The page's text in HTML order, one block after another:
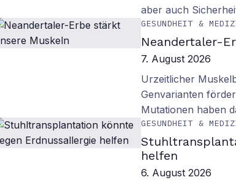
aber auch
GESUNDHEIT &
Neandertaler-
7. August 2026
Urzeitlicher
Genvarianten
Mutationen haben
GESUNDHEIT &
helfen
6. August 2026